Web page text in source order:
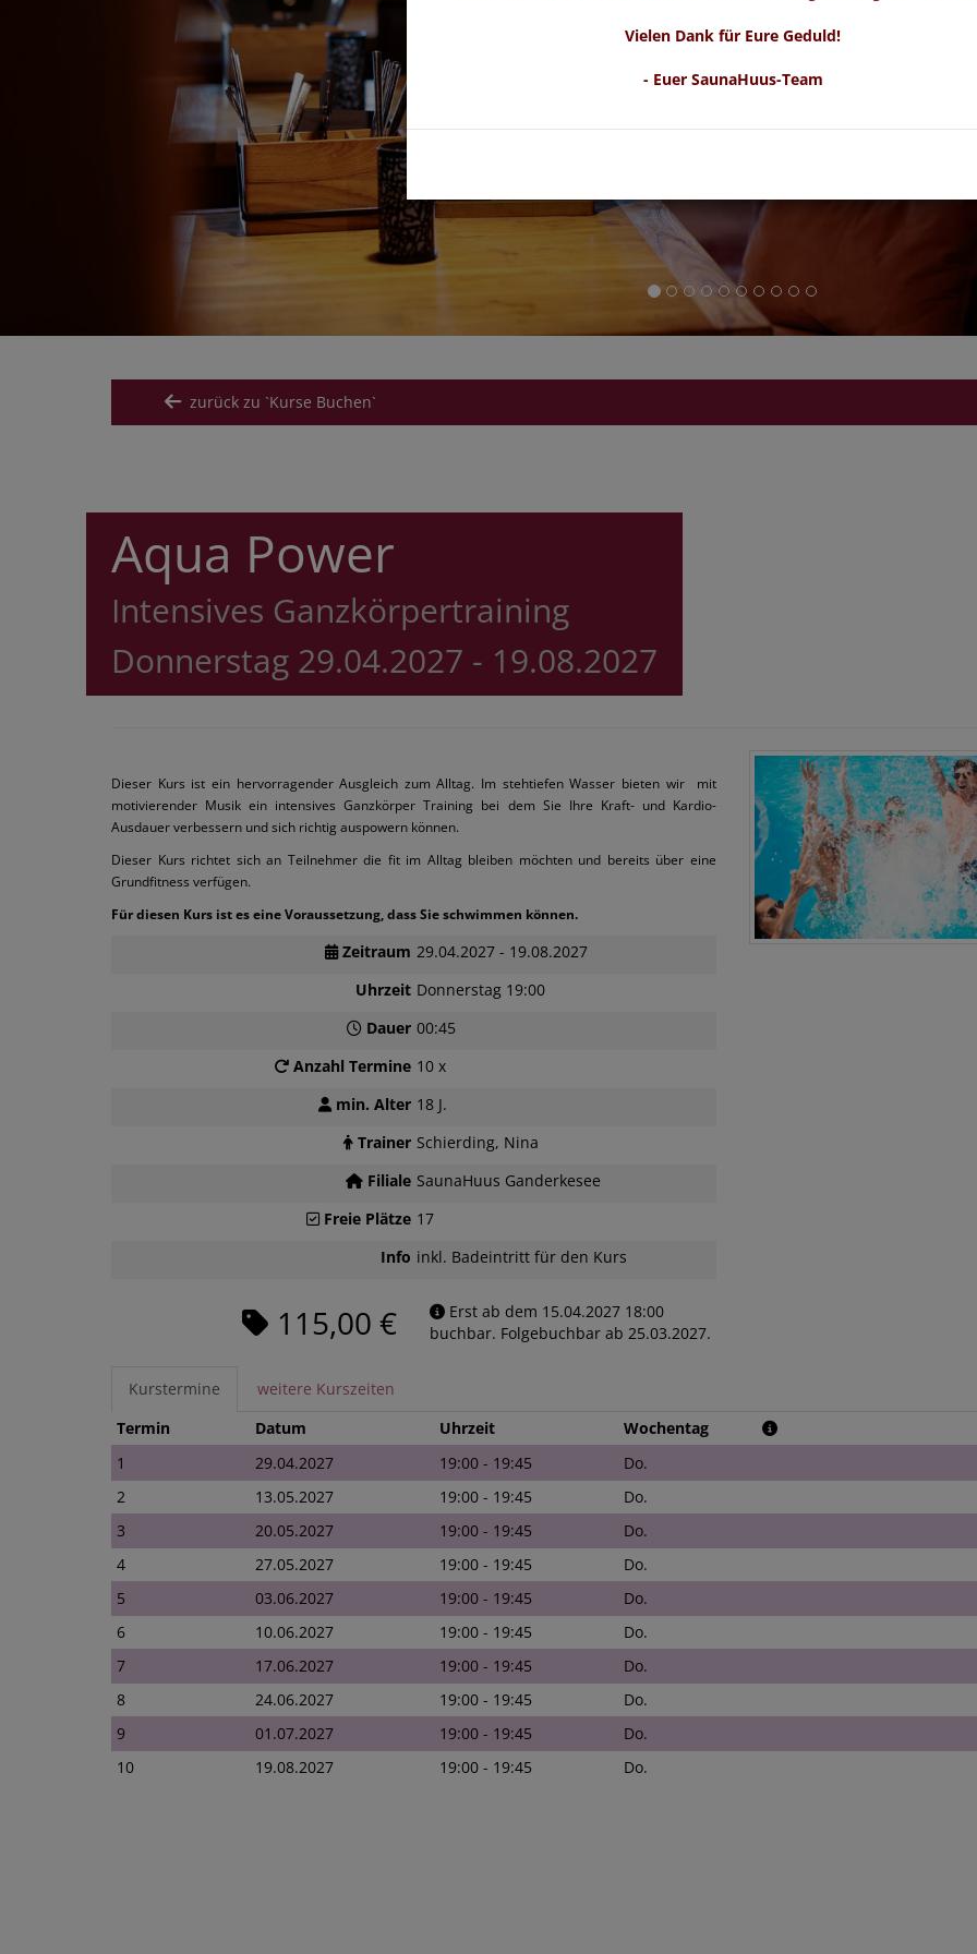
zurück zu `Kurse Buchen`
Aqua Power
Intensives Ganzkörpertraining
Donnerstag 29.04.2027 - 19.08.2027
Dieser Kurs ist ein hervorragender Ausgleich zum Alltag. Im stehtiefen Wasser bieten wir mit
motivierender Musik ein intensives Ganzkörper Training bei dem Sie Ihre Kraft- und Kardio-
Ausdauer verbessern und sich richtig auspowern können.
Dieser Kurs richtet sich an Teilnehmer die fit im Alltag bleiben möchten und bereits über eine
Grundfitness verfügen.
Für diesen Kurs ist es eine Voraussetzung, dass Sie schwimmen können.
Zeitraum 29.04.2027 - 19.08.2027
Uhrzeit Donnerstag 19:00
Dauer 00:45
Anzahl Termine 10 x
min. Alter 18 J.
Trainer Schierding, Nina
Filiale SaunaHuus Ganderkesee
Freie Plätze 17
Info inkl. Badeintritt für den Kurs
115,00 €
Erst ab dem 15.04.2027 18:00
buchbar. Folgebuchbar ab 25.03.2027.
Kurstermine
weitere Kurszeiten
Termin
Datum Uhrzeit
Wochentag
1
29.04.2027 19:00 - 19:45
Do.
2
13.05.2027 19:00 - 19:45
Do.
3
20.05.2027 19:00 - 19:45
Do.
4
27.05.2027 19:00 - 19:45
Do.
5
03.06.2027 19:00 - 19:45
Do.
6
10.06.2027 19:00 - 19:45
Do.
7
17.06.2027 19:00 - 19:45
Do.
8
24.06.2027 19:00 - 19:45
Do.
9
01.07.2027 19:00 - 19:45
Do.
10
19.08.2027 19:00 - 19:45 Do.
Vielen Dank für Eure Geduld!
- Euer SaunaHuus-Team